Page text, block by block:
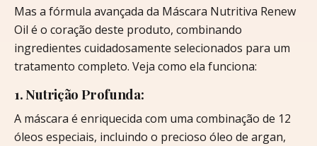
Mas a fórmula avançada da Máscara Nutritiva Renew
Oil é o coração deste produto, combinando
ingredientes cuidadosamente selecionados para um
tratamento completo. Veja como ela funciona:
1. Nutrição Profunda:
A máscara é enriquecida com uma combinação de 12
óleos especiais, incluindo o precioso óleo de argan,